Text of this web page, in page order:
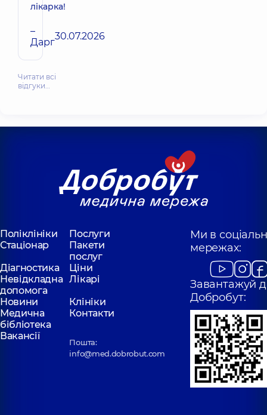
лікарка!
–
Дарг30.07.2026
Читати всі
відгуки…
Поліклініки
Послуги
Стаціонар
Пакети
послуг
Діагностика
Ціни
Невідкладна
допомога
Лікарі
Новини
Клініки
Медична
бібліотека
Контакти
Вакансії
Пошта:
info@med.dobrobut.com
Ми в
мережах:
Завантажуй
Добробут: